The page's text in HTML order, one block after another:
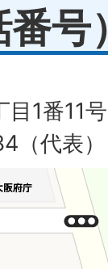
番号
1番11号
代表）